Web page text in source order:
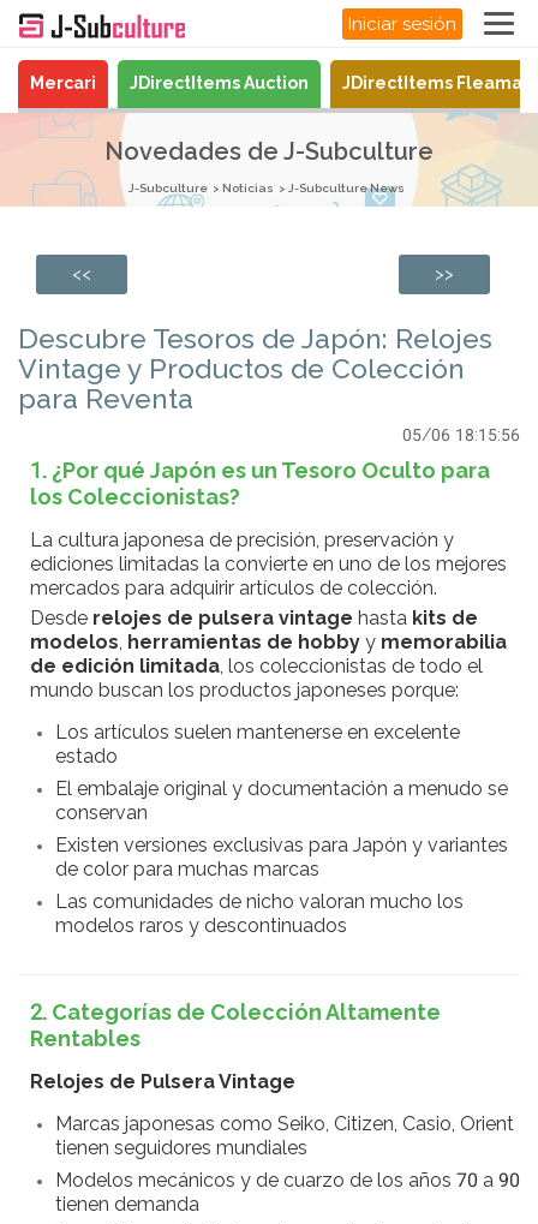
Iniciar sesión
Mercari JDirectItems Auction JDirectItems
Novedades de J-Subculture
J-Subculture Noticias J-Subculture News
<< >>
Descubre Tesoros de Japón: Relojes
Vintage y Productos de Colección
para Reventa
05/06 18:15:56
1. ¿Por qué Japón es un Tesoro Oculto para
los Coleccionistas?
La cultura japonesa de precisión, preservación y
ediciones limitadas la convierte en uno de los mejores
mercados para adquirir artículos de colección.
Desde relojes de pulsera vintage hasta kits de
modelos, herramientas de hobby y memorabilia
de edición limitada, los coleccionistas de todo el
mundo buscan los productos japoneses porque:
Los artículos suelen mantenerse en excelente
estado
El embalaje original y documentación a menudo se
conservan
Existen versiones exclusivas para Japón y variantes
de color para muchas marcas
Las comunidades de nicho valoran mucho los
modelos raros y descontinuados
2. Categorías de Colección Altamente
Rentables
Relojes de Pulsera Vintage
Marcas japonesas como Seiko, Citizen, Casio, Orient
tienen seguidores mundiales
Modelos mecánicos y de cuarzo de los años 70 a 90
tienen demanda